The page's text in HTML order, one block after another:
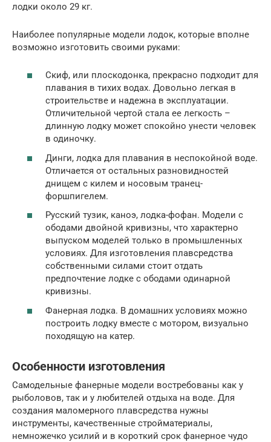
лодки около 29 кг.
Наиболее популярные модели лодок, которые вполне
возможно изготовить своими руками:
Скиф, или плоскодонка, прекрасно подходит для
плавания в тихих водах. Довольно легкая в
строительстве и надежна в эксплуатации.
Отличительной чертой стала ее легкость –
длинную лодку может спокойно унести человек
в одиночку.
Динги, лодка для плавания в неспокойной воде.
Отличается от остальных разновидностей
днищем с килем и носовым транец-
форшпигелем.
Русский тузик, каноэ, лодка-фофан. Модели с
ободами двойной кривизны, что характерно
выпуском моделей только в промышленных
условиях. Для изготовления плавсредства
собственными силами стоит отдать
предпочтение лодке с ободами одинарной
кривизны.
Фанерная лодка. В домашних условиях можно
построить лодку вместе с мотором, визуально
походящую на катер.
Особенности изготовления
Самодельные фанерные модели востребованы как у
рыболовов, так и у любителей отдыха на воде. Для
создания маломерного плавсредства нужны
инструменты, качественные стройматериалы,
немножечко усилий и в короткий срок фанерное чудо